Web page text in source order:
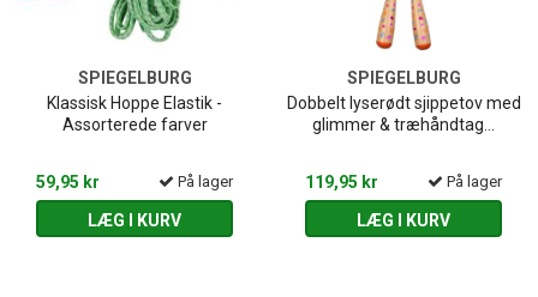
SPIEGELBURG
Klassisk Hoppe Elastik -
Assorterede farver
59,95 kr På lager
LÆG I KURV
SPIEGELBURG
Dobbelt lyserødt sjippetov med
glimmer & træhåndtag...
119,95 kr På lager
LÆG I KURV